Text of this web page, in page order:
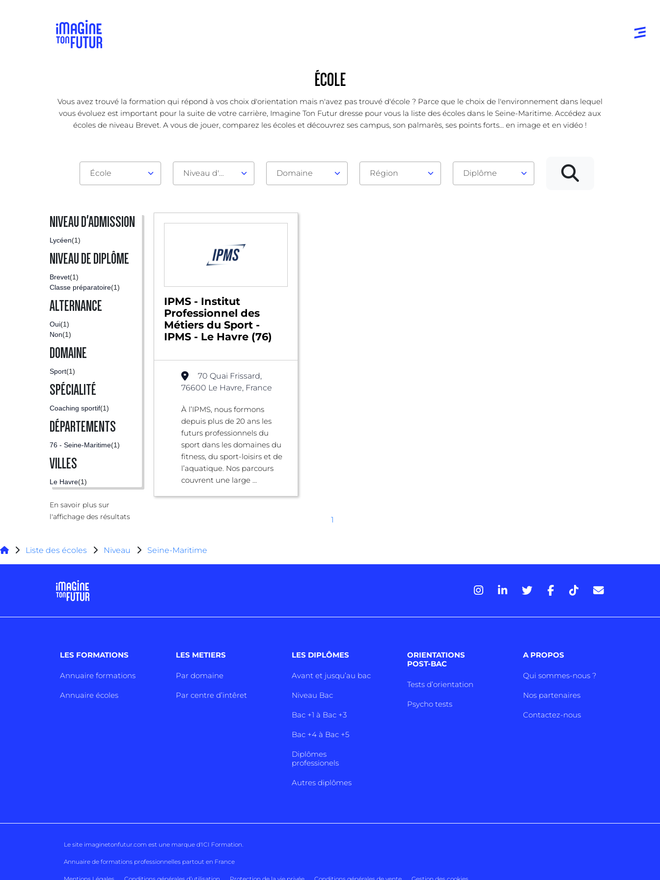
ÉCOLE
Vous avez trouvé la formation qui répond à vos choix d'orientation mais n'avez pas trouvé d'école ? Parce que le choix de l'environnement dans lequel
vous évoluez est important pour la suite de votre carrière, Imagine Ton Futur dresse pour vous la liste des écoles dans le Seine-Maritime. Accédez aux
écoles de niveau Brevet. A vous de jouer, comparez les écoles et découvrez ses campus, son palmarès, ses points forts... en image et en vidéo !
École Niveau d'admission Domaine Région Diplôme
NIVEAU D'ADMISSION
Lycéen(1)
NIVEAU DE DIPLÔME
Brevet(1)
Classe préparatoire(1)
ALTERNANCE
Oui(1)
Non(1)
DOMAINE
Sport(1)
SPÉCIALITÉ
Coaching sportif(1)
DÉPARTEMENTS
76 - Seine-Maritime(1)
VILLES
Le Havre(1)
En savoir plus sur
l'affichage des résultats
IPMS - Institut
Professionnel des
Métiers du Sport -
IPMS - Le Havre (76)
70 Quai Frissard,
76600 Le Havre, France
À l’IPMS, nous formons
depuis plus de 20 ans les
futurs professionnels du
sport dans les domaines du
fitness, du sport-loisirs et de
l’aquatique. Nos parcours
couvrent une large ...
1
Liste des écoles Niveau Seine-Maritime
LES FORMATIONS
Annuaire formations
Annuaire écoles
LES METIERS
Par domaine
Par centre d’intêret
LES DIPLÔMES
Avant et jusqu’au bac
Niveau Bac
Bac +1 à Bac +3
Bac +4 à Bac +5
Diplômes
professionels
Autres diplômes
ORIENTATIONS
POST-BAC
Tests d’orientation
Psycho tests
A PROPOS
Qui sommes-nous ?
Nos partenaires
Contactez-nous
Le site imaginetonfutur.com est une marque d'ICI Formation
Annuaire de formations professionnelles partout en France